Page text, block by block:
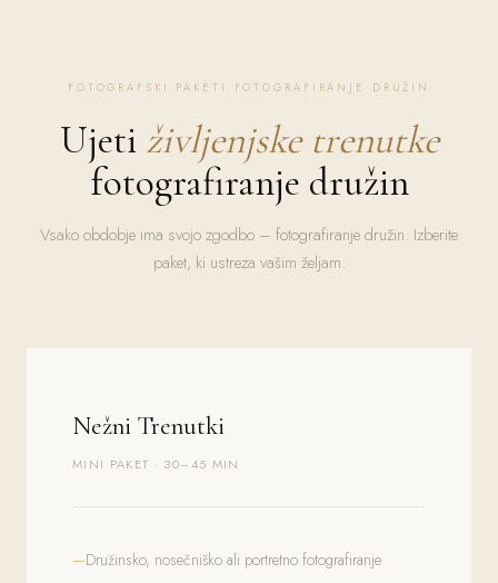
FOTOGRAFSKI PAKETI FOTOGRAFIRANJE DRUŽIN
Ujeti življenjske trenutke
fotografiranje družin
Vsako obdobje ima svojo zgodbo – fotografiranje družin. Izberite
paket, ki ustreza vašim željam.
Nežni Trenutki
MINI PAKET · 30–45 MIN
Družinsko, nosečniško ali portretno fotografiranje